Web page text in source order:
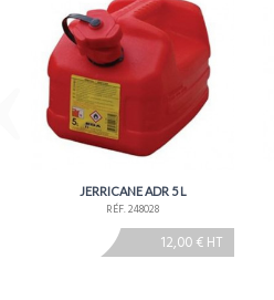
JERRICANE ADR 5 L
RÉF. 248028
12,00 € HT